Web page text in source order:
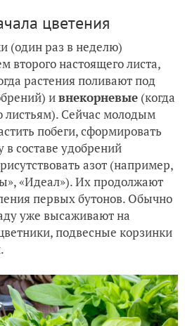
цветения
(один раз в неделю)
второго настоящего листа,
растения поливают под
ивнекорневые (когда
листьям). Сейчас молодым
побеги, сформировать
составе удобрений
азот (например,
«Идеал»). Их продолжают
первых бутонов. Обычно
уже высаживают на
подвесные корзинки